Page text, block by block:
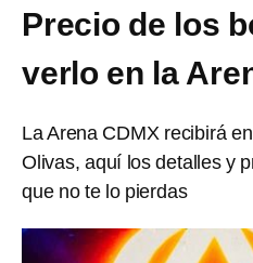
Precio de los
verlo en la
La Arena CDMX recibirá
Olivas, aquí los detalles y
que no te lo pierdas